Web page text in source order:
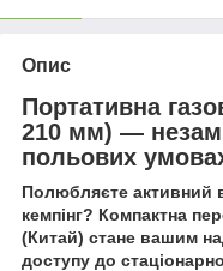
Опис
Портативна
210 мм) —
польових
Полюбляєте активний
кемпінг? Компактна
(Китай) стане вашим
доступу до